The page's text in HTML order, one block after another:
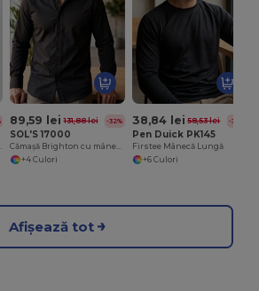
89,59 lei 131,88 lei -32%
SOL'S 17000
Cămașă Brighton cu mânecă lungă și elastică pentru bărbați
+4 Culori
38,84 lei 58,53 lei -34%
Pen Duick PK145
Firstee Mânecă Lungă
+6 Culori
Afișează tot